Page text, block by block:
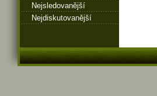
Nejsledovanější
Nejdiskutovanější